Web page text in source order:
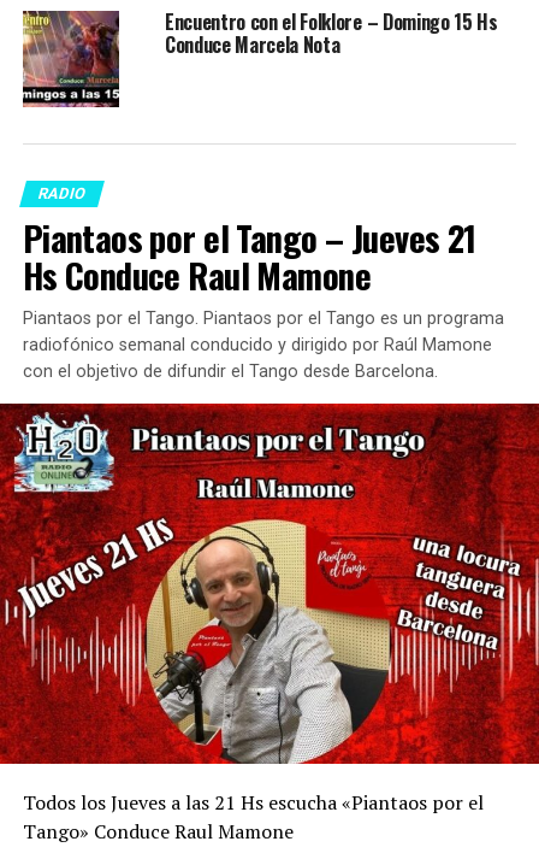
Encuentro con el Folklore – Domingo 15 Hs
Conduce Marcela Nota
RADIO
Piantaos por el Tango – Jueves 21
Hs Conduce Raul Mamone
Piantaos por el Tango. Piantaos por el Tango es un programa
radiofónico semanal conducido y dirigido por Raúl Mamone
con el objetivo de difundir el Tango desde Barcelona.
Todos los Jueves a las 21 Hs escucha «Piantaos por el
Tango» Conduce Raul Mamone